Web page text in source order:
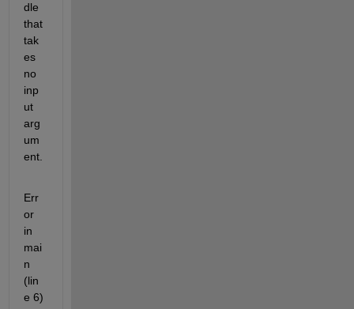
dle
that
tak
es
no
inp
ut
arg
um
ent.
Err
or
in
mai
n
(lin
e 6)